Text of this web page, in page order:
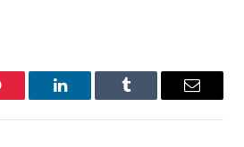
LinkedIn Tumblr Email